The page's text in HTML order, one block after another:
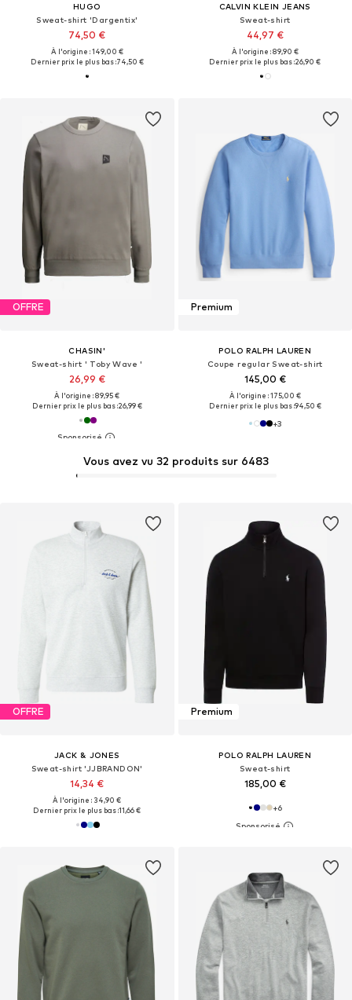
HUGO
Sweat-shirt 'Dargentix'
74,50 €
À l'origine : 149,00 €
Dernier prix le plus bas :74,50 €
CALVIN KLEIN JEANS
Sweat-shirt
44,97 €
À l'origine : 89,90 €
Dernier prix le plus bas :26,90 €
OFFRE
CHASIN'
Sweat-shirt ' Toby Wave '
26,99 €
À l'origine : 89,95 €
Dernier prix le plus bas :26,99 €
Premium
POLO RALPH LAUREN
Coupe regular Sweat-shirt
145,00 €
À l'origine : 175,00 €
Dernier prix le plus bas :94,50 €
+3
OFFRE
JACK & JONES
Sweat-shirt 'JJBRANDON'
14,34 €
À l'origine : 34,90 €
Dernier prix le plus bas :11,66 €
Vous avez vu 32 produits sur 6483
Premium
POLO RALPH LAUREN
Sweat-shirt
185,00 €
+6